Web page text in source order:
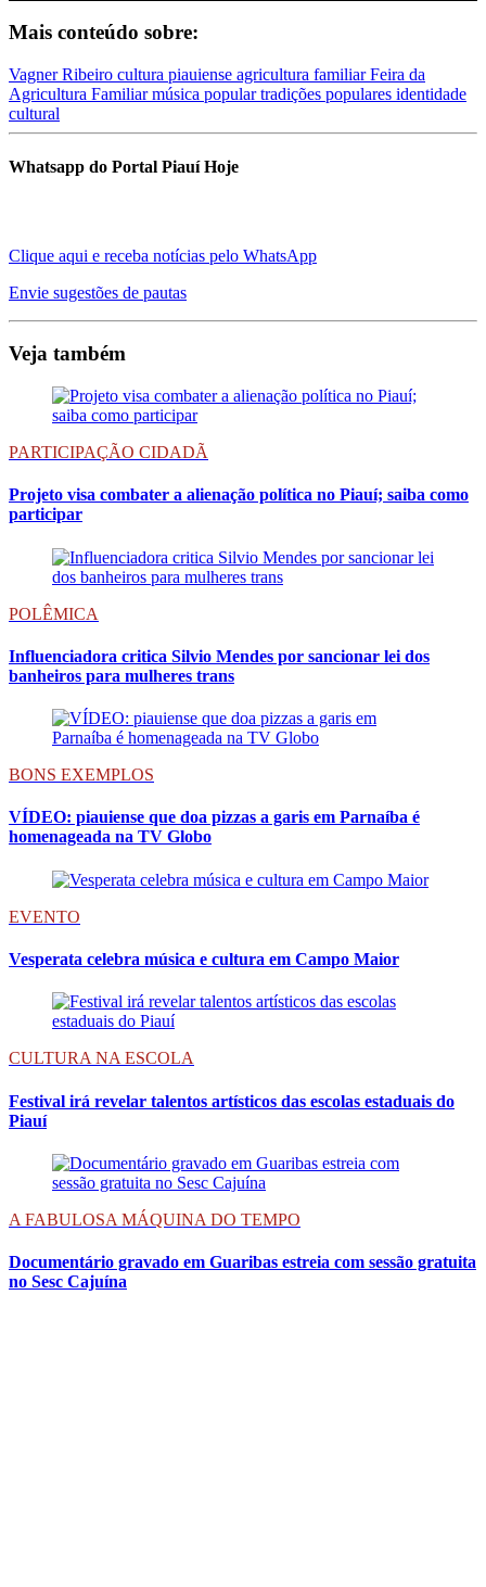
Mais conteúdo sobre:
Vagner Ribeiro cultura piauiense agricultura familiarFeira da
Agricultura Familiarmúsica populartradições populares identidade
cultural
Whatsapp do Portal Piauí Hoje
Clique aqui e receba notícias pelo WhatsApp
Envie sugestões de pautas
Veja também
PARTICIPAÇÃO CIDADÃ
Projeto visa combater a alienação política no Piauí; saiba como
participar
POLÊMICA
Influenciadora critica Silvio Mendes por sancionar lei dos
banheiros para mulheres trans
BONS EXEMPLOS
VÍDEO: piauiense que doa pizzas a garis em Parnaíba é
homenageada na TV Globo
EVENTO
Vesperata celebra música e cultura em Campo Maior
CULTURA NA ESCOLA
Festival irá revelar talentos artísticos das escolas estaduais do
Piauí
A FABULOSA MÁQUINA DO TEMPO
Documentário gravado em Guaribas estreia com sessão gratuita
no Sesc Cajuína